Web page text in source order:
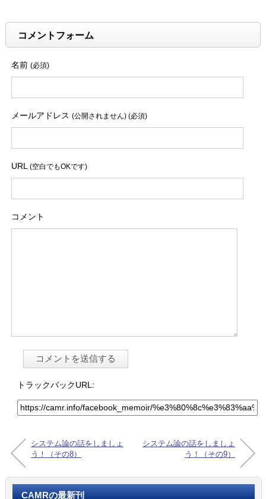
コメントフォーム
名前 (必須)
メールアドレス (公開されません) (必須)
URL (空白でもOKです)
コメント
トラックバックURL:
システム論の話をしましょ
う！（その8）
システム論の話をしましょ
う！（その9）
CAMRの最新刊